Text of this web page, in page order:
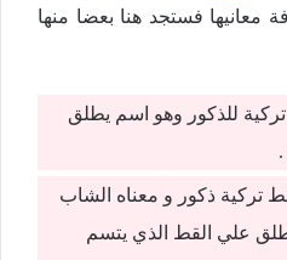
معانيها فستجد هنا بعضا منها
للذكور وهو اسم يطلق
تركية ذكور و معناه الشاب
علي القط الذي يتسم